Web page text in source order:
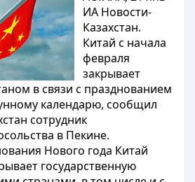
ИА Новости-
Казахстан.
Китай с начала
февраля
закрывает
в связи с празднованием
календарю, сообщил
сотрудник
в Пекине.
Нового года Китай
государственную